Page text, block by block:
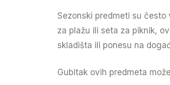
Sezonski predmeti su
za plažu ili seta za piknik,
skladišta ili ponesu na
Gubitak ovih predmeta